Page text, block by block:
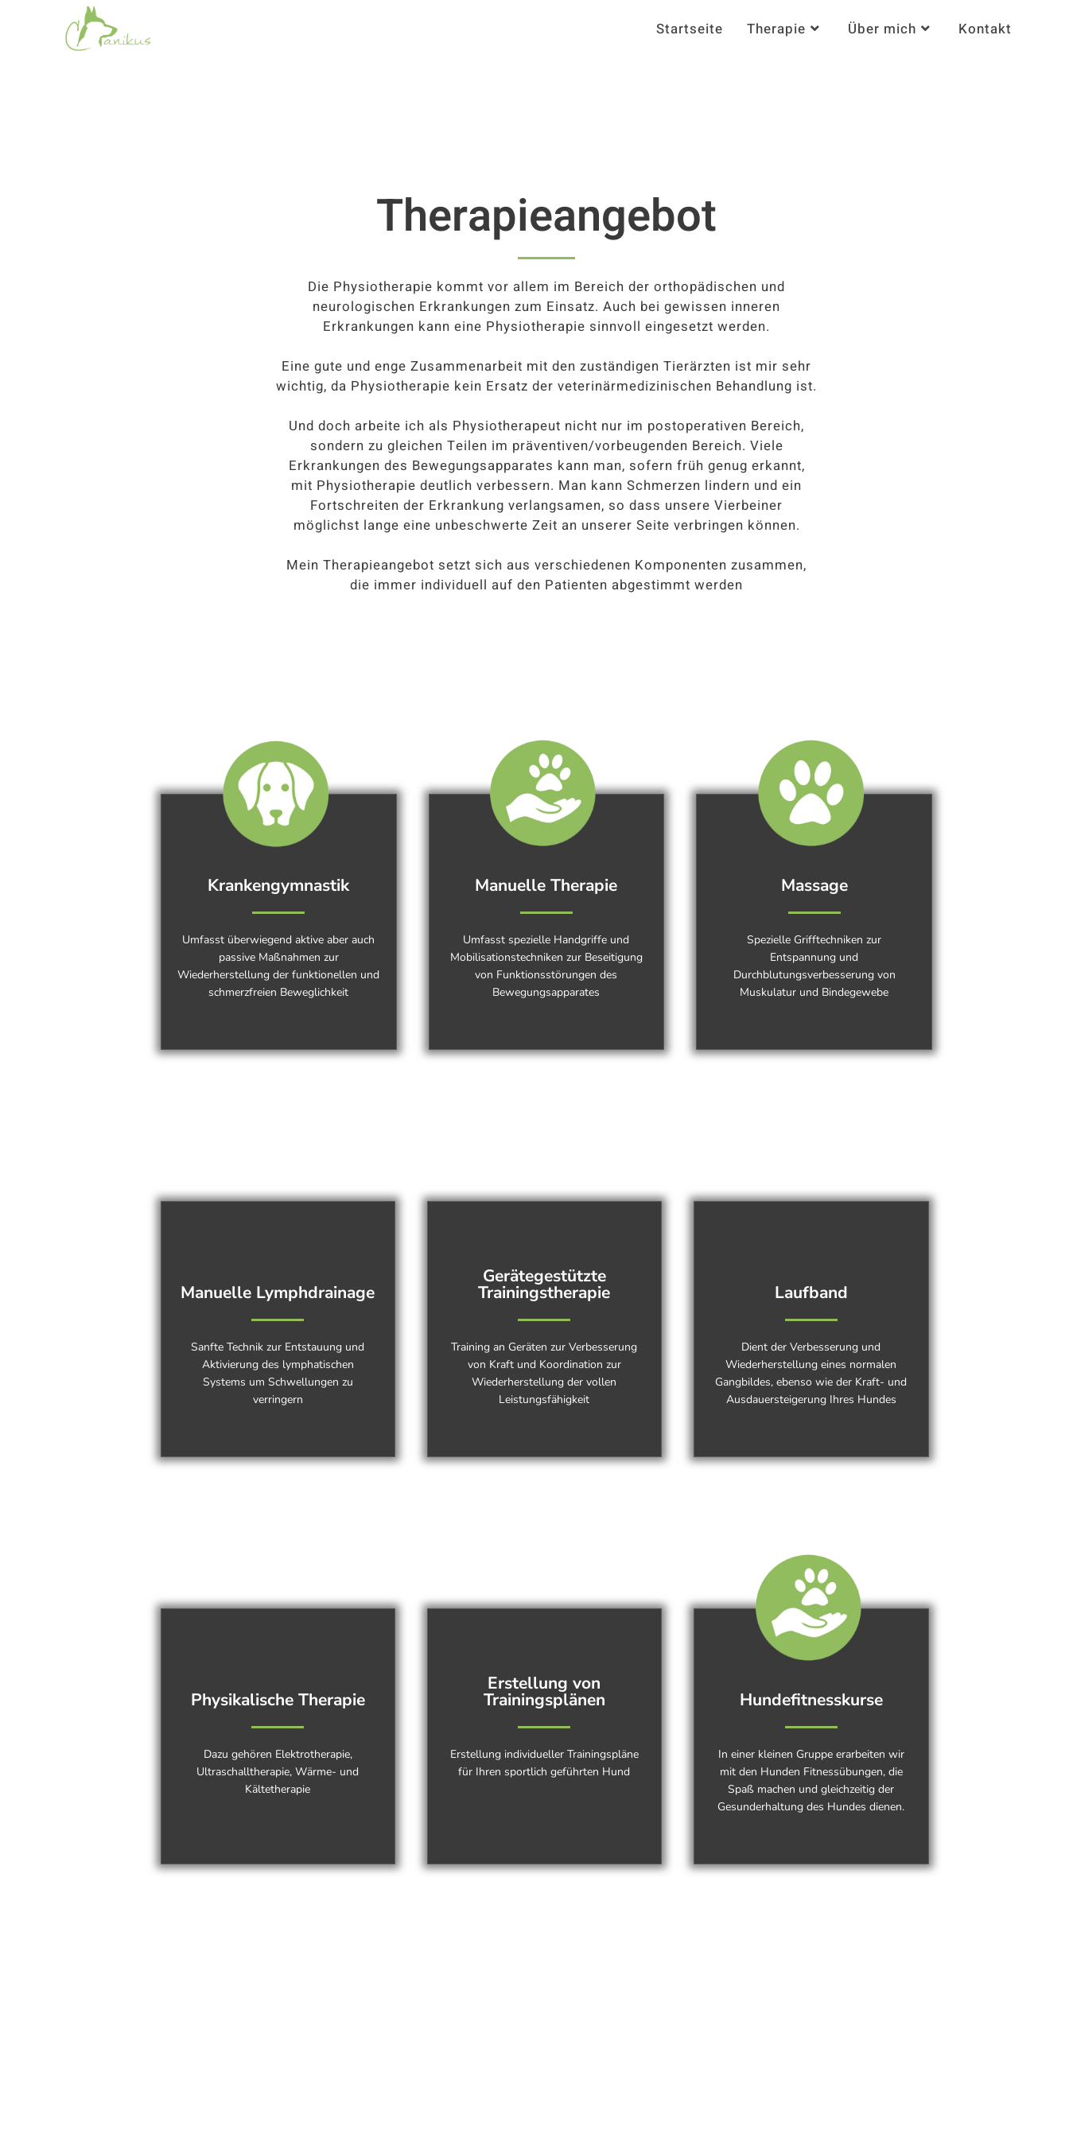
Startseite Therapie Über mich Kontakt
Therapieangebot
Die Physiotherapie kommt vor allem im Bereich der orthopädischen und
neurologischen Erkrankungen zum Einsatz. Auch bei gewissen inneren
Erkrankungen kann eine Physiotherapie sinnvoll eingesetzt werden.
Eine gute und enge Zusammenarbeit mit den zuständigen Tierärzten ist mir sehr
wichtig, da Physiotherapie kein Ersatz der veterinärmedizinischen Behandlung ist.
Und doch arbeite ich als Physiotherapeut nicht nur im postoperativen Bereich,
sondern zu gleichen Teilen im präventiven/vorbeugenden Bereich. Viele
Erkrankungen des Bewegungsapparates kann man, sofern früh genug erkannt,
mit Physiotherapie deutlich verbessern. Man kann Schmerzen lindern und ein
Fortschreiten der Erkrankung verlangsamen, so dass unsere Vierbeiner
möglichst lange eine unbeschwerte Zeit an unserer Seite verbringen können.
Mein Therapieangebot setzt sich aus verschiedenen Komponenten zusammen,
die immer individuell auf den Patienten abgestimmt werden
Krankengymnastik
Umfasst überwiegend aktive aber auch
passive Maßnahmen zur
Wiederherstellung der funktionellen und
schmerzfreien Beweglichkeit
Manuelle Therapie
Umfasst spezielle Handgriffe und
Mobilisationstechniken zur Beseitigung
von Funktionsstörungen des
Bewegungsapparates
Massage
Spezielle Grifftechniken zur
Entspannung und
Durchblutungsverbesserung von
Muskulatur und Bindegewebe
Manuelle Lymphdrainage
Sanfte Technik zur Entstauung und
Aktivierung des lymphatischen
Systems um Schwellungen zu
verringern
Gerätegestützte
Trainingstherapie
Training an Geräten zur Verbesserung
von Kraft und Koordination zur
Wiederherstellung der vollen
Leistungsfähigkeit
Laufband
Dient der Verbesserung und
Wiederherstellung eines normalen
Gangbildes, ebenso wie der Kraft- und
Ausdauersteigerung Ihres Hundes
Physikalische Therapie
Dazu gehören Elektrotherapie,
Ultraschalltherapie, Wärme- und
Kältetherapie
Erstellung von
Trainingsplänen
Erstellung individueller Trainingspläne
für Ihren sportlich geführten Hund
Hundefitnesskurse
In einer kleinen Gruppe erarbeiten wir
mit den Hunden Fitnessübungen, die
Spaß machen und gleichzeitig der
Gesunderhaltung des Hundes dienen.